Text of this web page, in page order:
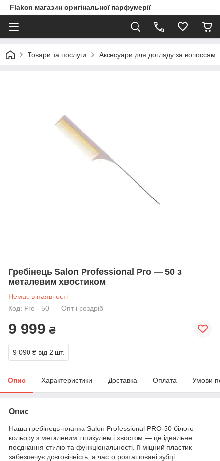
Flakon магазин оригінальної парфумерії
Товари та послуги Аксесуари для догляду за волоссям
Гребінець Salon Professional Pro — 50 з
металевим хвостиком
Немає в наявності
Код: Pro - 50
Опт і роздріб
9 999 ₴
9 090 ₴ від 2 шт.
Опис Характеристики Доставка Оплата Умови
Опис
Наша гребінець-планка Salon Professional PRO-50 білого
кольору з металевим шпикулем і хвостом — це ідеальне
поєднання стилю та функціональності. Її міцний пластик
забезпечує довговічність, а часто розташовані зубці